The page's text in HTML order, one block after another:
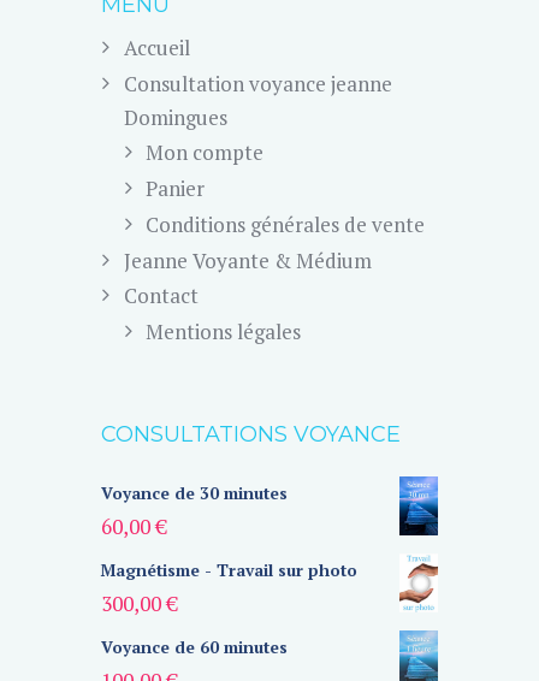
Accueil
Consultation voyance jeanne
Domingues
Mon compte
Panier
Conditions générales de vente
Jeanne Voyante & Médium
Contact
Mentions légales
CONSULTATIONS VOYANCE
Voyance de 30 minutes
60,00€
Magnétisme - Travail sur photo
300,00€
Voyance de 60 minutes